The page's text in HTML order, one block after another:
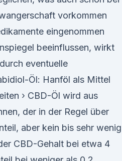
vorkommen
eingenommen
beeinflussen, wirkt
eventuelle
Öl: Hanföl als Mittel
› CBD-Öl wird aus
der in der Regel über
aber kein bis sehr wenig
CBD-Gehalt bei etwa 4